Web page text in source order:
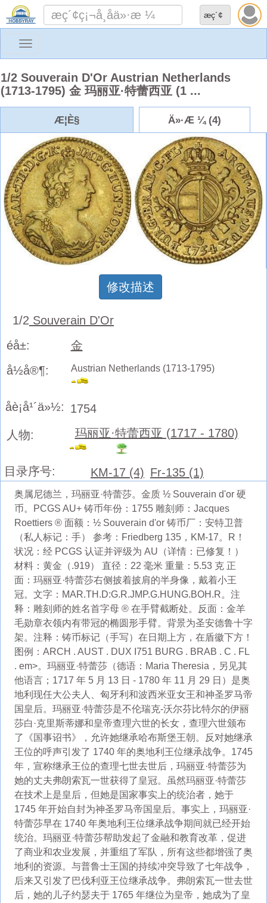
Toggle
1/2 Souverain D'Or Austrian Netherlands
(1713-1795) 金 玛丽亚·特蕾西亚 (1 ...
Æ¦È§ Ä»·Æ ¼ (4)
修改描述
1/2 Souverain D'Or
éå±:
金
å½å®¶:
Austrian Netherlands (1713-1795)
åè¡å¹´ä»½: 1754
人物:
玛丽亚·特蕾西亚 (1717 - 1780)
目录序号: KM-17 (4) Fr-135 (1)
奥属尼德兰，玛丽亚·特蕾莎。金质 ½ Souverain d'or 硬
币。PCGS AU+ 铸币年份：1755 雕刻师：Jacques
Roettiers ® 面额：½ Souverain d'or 铸币厂：安特卫普
（私人标记：手） 参考：Friedberg 135，KM-17。R！
状况：经 PCGS 认证并评级为 AU（详情：已修复！）
材料：黄金（.919） 直径：22 毫米 重量：5.53 克 正
面：玛丽亚·特蕾莎右侧披着披肩的半身像，戴着小王
冠。文字：MAR.TH.D:G.R.JMP.G.HUNG.BOH.R。注
释：雕刻师的姓名首字母 ® 在手臂截断处。反面：金羊
毛勋章衣领内有带冠的椭圆形手臂。背景为圣安德鲁十字
架。注释：铸币标记（手写）在日期上方，在盾徽下方！
图例：ARCH . AUST . DUX I751 BURG . BRAB . C . FL
. em>。玛丽亚·特蕾莎（德语：Maria Theresia，另见其
他语言；1717 年 5 月 13 日 - 1780 年 11 月 29 日）是奥
地利现任大公夫人、匈牙利和波西米亚女王和神圣罗马帝
国皇后。玛丽亚·特蕾莎是不伦瑞克-沃尔芬比特尔的伊丽
莎白·克里斯蒂娜和皇帝查理六世的长女，查理六世颁布
了《国事诏书》，允许她继承哈布斯堡王朝。反对她继承
王位的呼声引发了 1740 年的奥地利王位继承战争。1745
年，宣称继承王位的查理七世去世后，玛丽亚·特蕾莎为
她的丈夫弗朗索瓦一世获得了皇冠。虽然玛丽亚·特蕾莎
在技术上是皇后，但她是国家事实上的统治者，她于
1745 年开始自封为神圣罗马帝国皇后。事实上，玛丽亚·
特蕾莎早在 1740 年奥地利王位继承战争期间就已经开始
统治。玛丽亚·特蕾莎帮助发起了金融和教育改革，促进
了商业和农业发展，并重组了军队，所有这些都增强了奥
地利的资源。与普鲁士王国的持续冲突导致了七年战争，
后来又引发了巴伐利亚王位继承战争。弗朗索瓦一世去世
后，她的儿子约瑟夫于 1765 年继位为皇帝，她成为了皇